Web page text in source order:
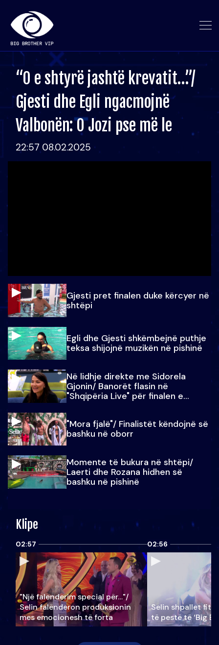
“O e shtyrë jashtë krevatit…”/
Gjesti dhe Egli ngacmojnë
Valbonën: O Jozi pse më le
22:57 08.02.2025
Gjesti pret finalen duke kërcyer në
shtëpi
Egli dhe Gjesti shkëmbejnë puthje
teksa shijojnë muzikën në pishinë
Në lidhje direkte me Sidorela
Gjonin/ Banorët flasin në
"Shqipëria Live" për finalen e
"Mora fjalë"/ Finalistët këndojnë së
bashku në oborr
Momente të bukura në shtëpi/
Laerti dhe Rozana hidhen së
bashku në pishinë
Klipe
02:57
"Një falenderim special për…"/
Selin falënderon produksionin
mes emocionesh të forta
02:56
Selin shpallet
të pestë të ‘Big